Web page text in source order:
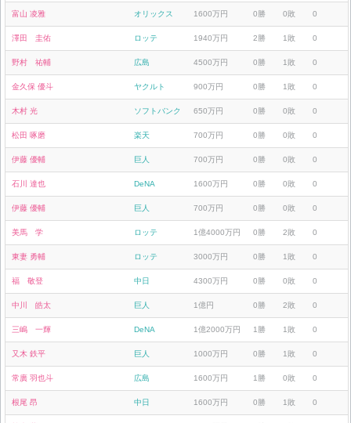
富山 凌雅 オリックス 1600万円 0勝 0敗 0
澤田 圭佑 ロッテ 1940万円 2勝 1敗 0
野村 祐輔 広島 4500万円 0勝 1敗 0
金久保 優斗 ヤクルト 900万円 0勝 1敗 0
木村 光 ソフトバンク 650万円 0勝 0敗 0
松田 啄磨 楽天 700万円 0勝 0敗 0
伊藤 優輔 巨人 700万円 0勝 0敗 0
石川 達也 DeNA 1600万円 0勝 0敗 0
伊藤 優輔 巨人 700万円 0勝 0敗 0
美馬 学 ロッテ 1億4000万円 0勝 2敗 0
東妻 勇輔 ロッテ 3000万円 0勝 1敗 0
福 敬登 中日 4300万円 0勝 0敗 0
中川 皓太 巨人 1億円 0勝 2敗 0
三嶋 一輝 DeNA 1億2000万円 1勝 1敗 0
又木 鉄平 巨人 1000万円 0勝 1敗 0
常廣 羽也斗 広島 1600万円 1勝 0敗 0
根尾 昂 中日 1600万円 0勝 1敗 0